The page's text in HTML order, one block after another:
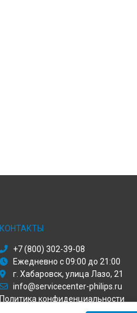
КОНТАКТЫ
+7 (800) 302-39-08
Ежедневно с 09:00 до 21:00
г. Хабаровск, улица Лазо, 21
info@servicecenter-philips.ru
Политика конфиденциальности